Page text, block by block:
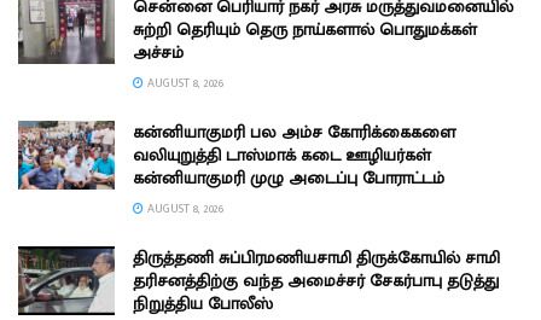
சென்னை பெரியார் நகர் அரசு மருத்துவமனையில்
சுற்றி தெரியும் தெரு நாய்களால் பொதுமக்கள்
அச்சம்
AUGUST 8, 2026
கன்னியாகுமரி பல அம்ச கோரிக்கைகளை
வலியுறுத்தி டாஸ்மாக் கடை ஊழியர்கள்
கன்னியாகுமரி முழு அடைப்பு போராட்டம்
AUGUST 8, 2026
திருத்தணி சுப்பிரமணியசாமி திருக்கோயில் சாமி
தரிசனத்திற்கு வந்த அமைச்சர் சேகர்பாபு தடுத்து
நிறுத்திய போலீஸ்